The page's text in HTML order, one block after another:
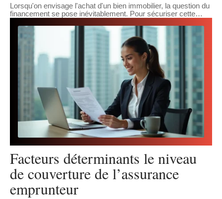
Lorsqu'on envisage l'achat d'un bien immobilier, la question du
financement se pose inévitablement. Pour sécuriser cette…
Facteurs déterminants le niveau
de couverture de l’assurance
emprunteur